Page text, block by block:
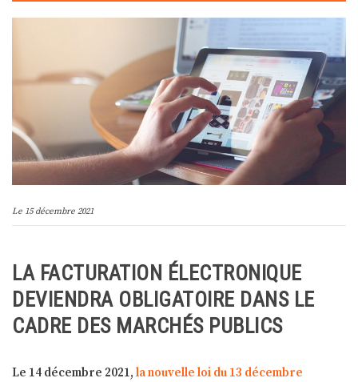
Le 15 décembre 2021
LA FACTURATION ÉLECTRONIQUE
DEVIENDRA OBLIGATOIRE DANS LE
CADRE DES MARCHÉS PUBLICS
Le 14 décembre 2021, la nouvelle loi du 13 décembre